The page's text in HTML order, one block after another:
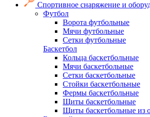
Спортивное снаряжение и
Футбол
Ворота футбольные
Мячи футбольные
Сетки футбольные
Баскетбол
Кольца баскетбольные
Мячи баскетбольные
Сетки баскетбольные
Стойки баскетбольные
Фермы баскетбольные
Щиты баскетбольные
Щиты баскетбольные из